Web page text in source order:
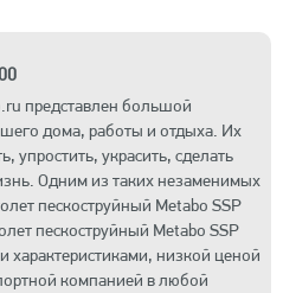
представлен большой
дома, работы и отдыха. Их
упростить, украсить, сделать
Одним из таких незаменимых
пескоструйный Metabo SSP
пескоструйный Metabo SSP
характеристиками, низкой ценой
компанией в любой